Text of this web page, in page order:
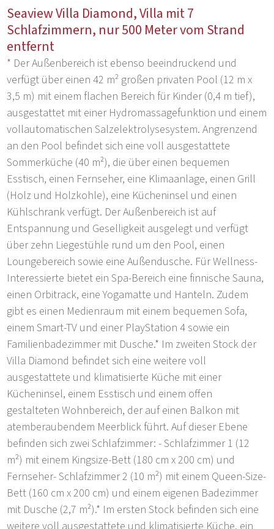
Seaview Villa Diamond, Villa mit 7
Schlafzimmern, nur 500 Meter vom Strand
entfernt
* Der Außenbereich ist ebenso beeindruckend und
verfügt über einen 42 m² großen privaten Pool (12 m x
3,5 m) mit einem flachen Bereich für Kinder (0,4 m tief),
ausgestattet mit einer Hydromassagefunktion und einem
vollautomatischen Salzelektrolysesystem. Angrenzend
an den Pool befindet sich eine voll ausgestattete
Sommerküche (40 m²), die über einen bequemen
Esstisch, einen Fernseher, eine Klimaanlage, einen Grill
(Holz und Holzkohle), eine Kücheninsel und einen
Kühlschrank verfügt. Der Außenbereich ist auf
Entspannung und Geselligkeit ausgelegt und verfügt
über zehn Liegestühle rund um den Pool, einen
Loungebereich sowie eine Außendusche. Für Wellness-
Interessierte bietet ein Spa-Bereich eine finnische Sauna,
einen Orbitrack, eine Yogamatte und Hanteln. Zudem
gibt es einen Medienraum mit einem bequemen Sofa,
einem Smart-TV und einer PlayStation 4 sowie ein
Familienbadezimmer mit Dusche.* Im zweiten Stock der
Villa Diamond befindet sich eine weitere voll
ausgestattete und klimatisierte Küche mit einer
Kücheninsel, einem Esstisch und einem offen
gestalteten Wohnbereich, der auf einen Balkon mit
atemberaubendem Meerblick führt. Auf dieser Ebene
befinden sich zwei Schlafzimmer: - Schlafzimmer 1 (12
m²) mit einem Kingsize-Bett (180 cm x 200 cm) und
Fernseher- Schlafzimmer 2 (10 m²) mit einem Queen-Size-
Bett (160 cm x 200 cm) und einem eigenen Badezimmer
mit Dusche (2,7 m²).* Im ersten Stock befinden sich eine